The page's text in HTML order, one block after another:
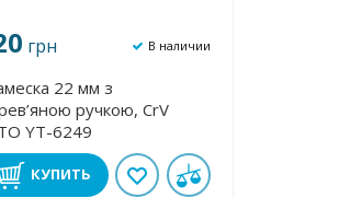
грн В наличии
22 мм з
ручкою, CrV
YT-6249
КУПИТЬ